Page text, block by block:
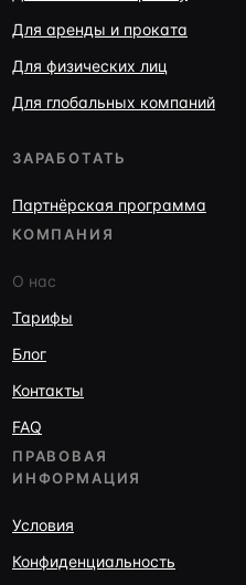
Для аренды и проката
Для физических лиц
Для глобальных компаний
ЗАРАБОТАТЬ
Партнёрская программа
КОМПАНИЯ
О нас
Тарифы
Блог
Контакты
FAQ
ПРАВОВАЯ
ИНФОРМАЦИЯ
Условия
Конфиденциальность